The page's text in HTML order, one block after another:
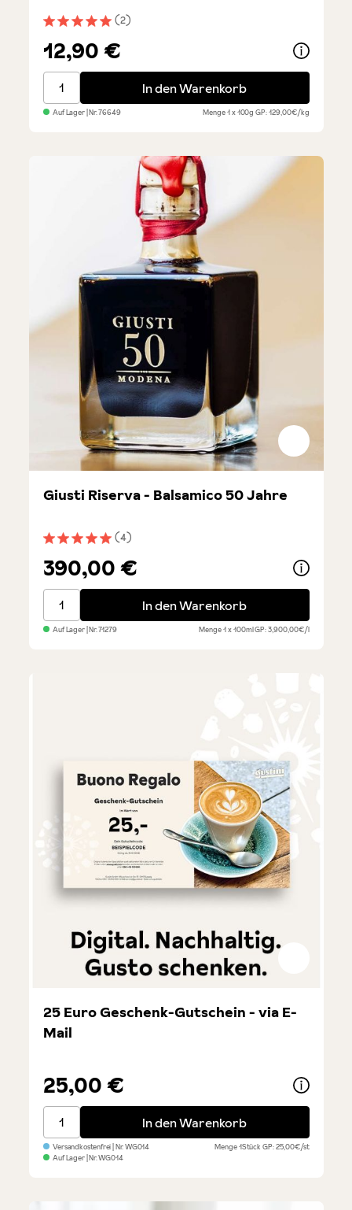
Durchschnittliche Bewertung von 5 von 5 Sternen
(2)
12,90 €
Torroncini in hübscher Metalldose
In den Warenkorb
Auf Lager| Nr.76649 Menge1 x 100gGP: 129,00€/kg
Durchschnittliche Bewertung von 5 von 5 Sternen
(4)
Giusti Riserva - Balsamico 50 Jahre
390,00 €
Giusti Riserva - Balsamico 50 Jahre
In den Warenkorb
Auf Lager| Nr.71279 Menge1 x 100mlGP: 3,900,00€/l
25 Euro Geschenk-Gutschein - via E-
Mail
25,00 €
25 Euro Geschenk-Gutschein - via E-Mail
In den Warenkorb
Versandkostenfrei| Nr.WG014
Auf Lager| Nr.WG014
Menge1StückGP: 25,00€/st